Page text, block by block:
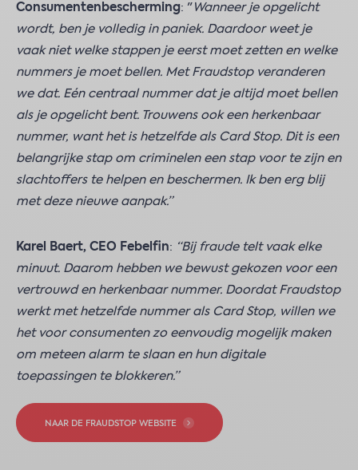
Consumentenbescherming: " Wanneer je opgelicht
wordt, ben je volledig in paniek. Daardoor weet je
vaak niet welke stappen je eerst moet zetten en welke
nummers je moet bellen. Met Fraudstop veranderen
we dat. Eén centraal nummer dat je altijd moet bellen
als je opgelicht bent. Trouwens ook een herkenbaar
nummer, want het is hetzelfde als Card Stop. Dit is een
belangrijke stap om criminelen een stap voor te zijn en
slachtoffers te helpen en beschermen. Ik ben erg blij
met deze nieuwe aanpak.”
Karel Baert, CEO Febelfin: “Bij fraude telt vaak elke
minuut. Daarom hebben we bewust gekozen voor een
vertrouwd en herkenbaar nummer. Doordat Fraudstop
werkt met hetzelfde nummer als Card Stop, willen we
het voor consumenten zo eenvoudig mogelijk maken
om meteen alarm te slaan en hun digitale
toepassingen te blokkeren.”
NAAR DE FRAUDSTOP WEBSITE